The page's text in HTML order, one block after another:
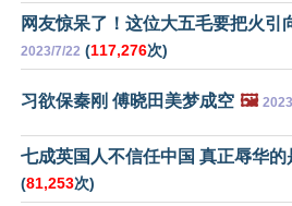
网友惊呆了！这位大五毛要把火引
2023/7/22 (117,276次)
习欲保秦刚 傅晓田美梦成空 🖼️
七成英国人不信任中国 真正辱华的
(81,253次)